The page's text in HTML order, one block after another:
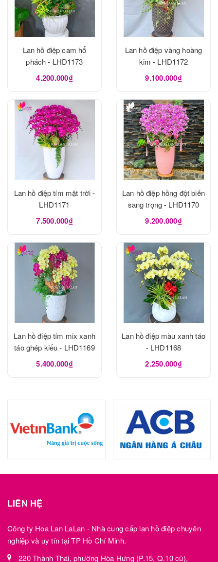
Lan hồ điệp cam hổ
phách - LHD1173
4.200.000₫
Lan hồ điệp vàng hoàng
kim - LHD1172
9.100.000₫
Lan hồ điệp tím mặt trời -
LHD1171
7.500.000₫
Lan hồ điệp hồng đột biến
sang trọng - LHD1170
9.200.000₫
Lan hồ điệp tím mix xanh
táo ghép kiểu - LHD1169
5.400.000₫
Lan hồ điệp màu xanh táo
- LHD1168
2.250.000₫
LIÊN HỆ
Công ty Hoa Lan LaLan - Nhà cung cấp lan hồ điệp chuyên
nghiệp và uy tín tại TP Hồ Chí Minh.
220 Thành Thái, phường Hòa Hưng (P.15, Q.10 cũ),